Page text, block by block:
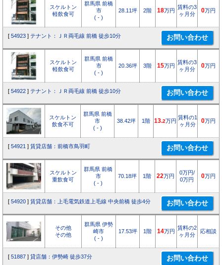
スケルトン
軽飲食可
群馬県 前橋
市
( - )
28.11坪 2階 18万円
賃料の3
ヶ月分
0万円
[ 54923 ] テナント：ＪＲ両毛線 前橋 徒歩10分
スケルトン
軽飲食可
群馬県 前橋
市
( - )
20.36坪 3階 15万円
賃料の3
ヶ月分
0万円
[ 54922 ] テナント：ＪＲ両毛線 前橋 徒歩10分
スケルトン
飲食不可
群馬県 前橋
市
( - )
38.42坪 1階 13.2万円
賃料の1
ヶ月分
0万円
[ 54921 ] 賃貸店舗：前橋市鳥羽町
スケルトン
重飲食可
群馬県 前橋
市
( - )
70.18坪 1階 22万円
0万円/
0万円
0万円
[ 54920 ] 賃貸店舗：上毛電気鉄道上毛線 中央前橋 徒歩4分
その他
その他
群馬県 伊勢
崎市
( - )
17.53坪 1階 14万円
賃料の2
ヶ月分
応相談
[ 51887 ] 貸店舗：伊勢崎 徒歩37分